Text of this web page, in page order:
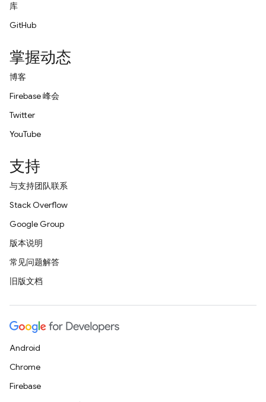
库
GitHub
掌握动态
博客
Firebase 峰会
Twitter
YouTube
支持
与支持团队联系
Stack Overflow
Google Group
版本说明
常见问题解答
旧版文档
Android
Chrome
Firebase